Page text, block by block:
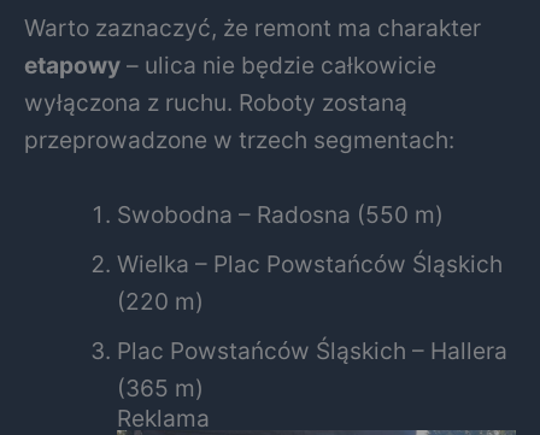
Warto zaznaczyć, że remont ma charakter
etapowy – ulica nie będzie całkowicie
wyłączona z ruchu. Roboty zostaną
przeprowadzone w trzech segmentach:
Swobodna – Radosna (550 m)
Wielka – Plac Powstańców Śląskich
(220 m)
Plac Powstańców Śląskich – Hallera
(365 m)
Reklama